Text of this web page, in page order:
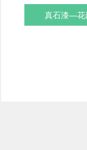
真石漆—花